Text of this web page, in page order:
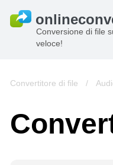
Conversione di file
veloce!
Convertitore di file /